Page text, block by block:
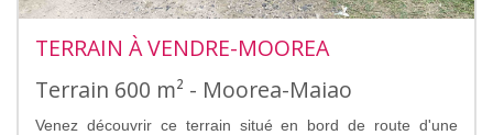
TERRAIN À VENDRE-MOOREA
Terrain 600 m² - Moorea-Maiao
Venez découvrir ce terrain situé en bord de route d'une